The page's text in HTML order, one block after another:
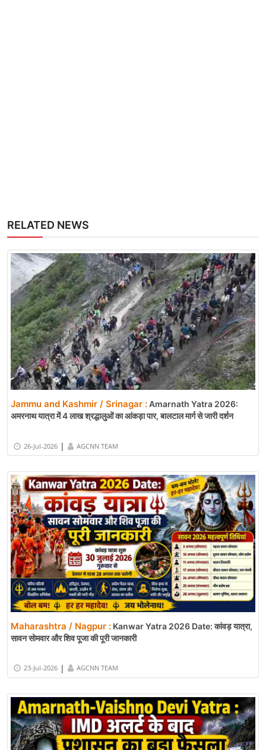
RELATED NEWS
Jammu and Kashmir / Srinagar :Amarnath Yatra 2026:
अमरनाथ यात्रा में 4 लाख श्रद्धालुओं का आंकड़ा पार, बालटाल मार्ग से जारी दर्शन
26-Jul-2026 | AGCNN TEAM
Maharashtra / Nagpur : Kanwar Yatra 2026 Date: कांवड़ यात्रा,
सावन सोमवार और शिव पूजा की पूरी जानकारी
23-Jul-2026 | AGCNN TEAM